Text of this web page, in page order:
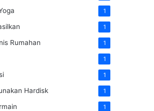
1
1
Rumahan 1
1
1
Hardisk 1
1